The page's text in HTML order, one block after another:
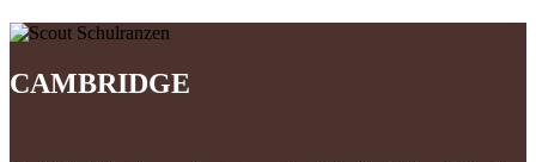
CAMBRIDGE